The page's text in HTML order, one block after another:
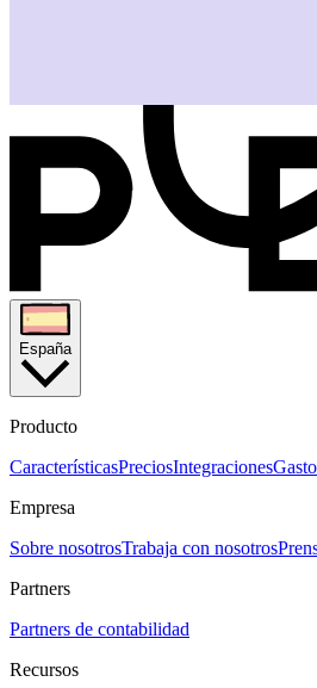
España
Producto
CaracterísticasPreciosIntegraciones
Empresa
Sobre nosotrosTrabaja con nosotros
Partners
Partners de contabilidad
Recursos